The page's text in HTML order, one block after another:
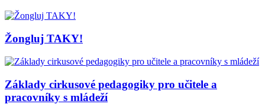
Žongluj TAKY!
Základy cirkusové pedagogiky pro učitele a
pracovníky s mládeží